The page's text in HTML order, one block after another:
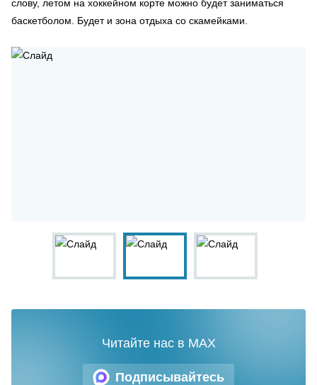
слову, летом на хоккейном корте можно будет заниматься
баскетболом. Будет и зона отдыха со скамейками.
Подписывайтесь
Читайте нас в MAX